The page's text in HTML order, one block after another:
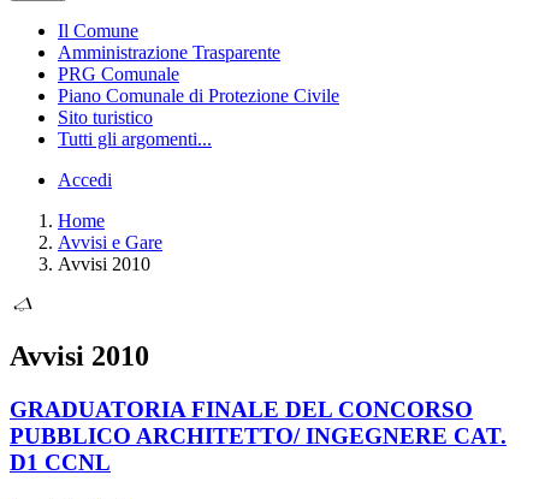
Il Comune
Amministrazione Trasparente
PRG Comunale
Piano Comunale di Protezione Civile
Sito turistico
Tutti gli argomenti...
Accedi
Home
Avvisi e Gare
Avvisi 2010
Avvisi 2010
GRADUATORIA FINALE DEL CONCORSO
PUBBLICO ARCHITETTO/ INGEGNERE CAT.
D1 CCNL